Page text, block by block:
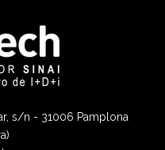
s/n - 31006 Pamplona